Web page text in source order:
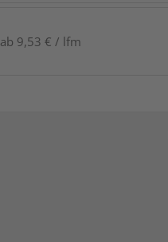
ab 9,53 € / lfm